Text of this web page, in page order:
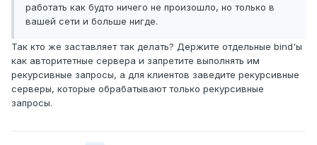
работать как будто ничего не произошло, но только в
вашей сети и больше нигде.
Так кто же заставляет так делать? Держите отдельные bind'ы
как авторитетные сервера и запретите выполнять им
рекурсивные запросы, а для клиентов заведите рекурсивные
серверы, которые обрабатывают только рекурсивные
запросы.